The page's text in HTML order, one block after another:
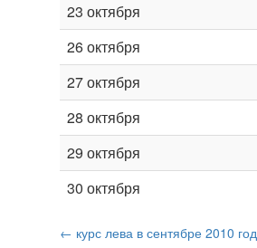
23 октября
26 октября
27 октября
28 октября
29 октября
30 октября
← курс лева в сентябре 2010